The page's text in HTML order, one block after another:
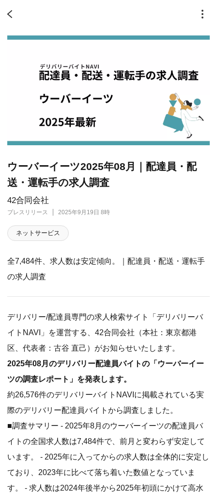
42合同会社
プレスリリース 2025年9月19日 8時
ウーバーイーツ2025年08月｜配達員・配
送・運転手の求人調査
ネットサービス
全7,484件、求人数は安定傾向。｜配達員・配送・運転手
の求人調査
デリバリー/配達員専門の求人検索サイト「デリバリーバ
イトNAVI」を運営する、42合同会社（本社：東京都港
区、代表者：古谷 直己）がお知らせいたします。
2025年08月のデリバリー配達員バイトの「ウーバーイー
ツの調査レポート」を発表します。
約26,576件のデリバリーバイトNAVIに掲載されている実
際のデリバリー配達員バイトから調査しました。
■調査サマリー - 2025年8月のウーバーイーツの配達員バ
イトの全国求人数は7,484件で、前月と変わらず安定して
います。 - 2025年に入ってからの求人数は全体的に安定し
ており、2023年に比べて落ち着いた数値となっていま
す。 - 求人数は2024年後半から2025年初頭にかけて高水